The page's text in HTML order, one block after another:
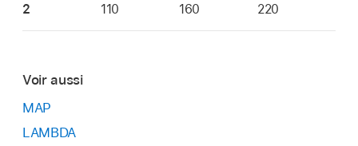
2 110 160 220
Voir aussi
MAP
LAMBDA